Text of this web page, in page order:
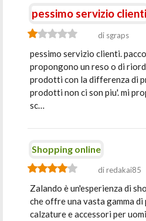
pessimo servizio clienti
di sgraps
pessimo servizio clienti.
propongono un reso o di
prodotti con la differenza di
prodotti non ci son piu'. mi
sc…
Shopping online
di redakai85
Zalando è un'esperienza di
che offre una vasta gamma
calzature e accessori per